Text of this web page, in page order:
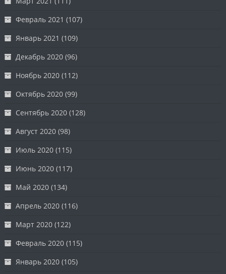
Февраль 2021 (107)
Январь 2021 (109)
Декабрь 2020 (96)
Ноябрь 2020 (112)
Октябрь 2020 (99)
Сентябрь 2020 (128)
Август 2020 (98)
Июль 2020 (115)
Июнь 2020 (117)
Май 2020 (134)
Апрель 2020 (116)
Март 2020 (122)
Февраль 2020 (115)
Январь 2020 (105)